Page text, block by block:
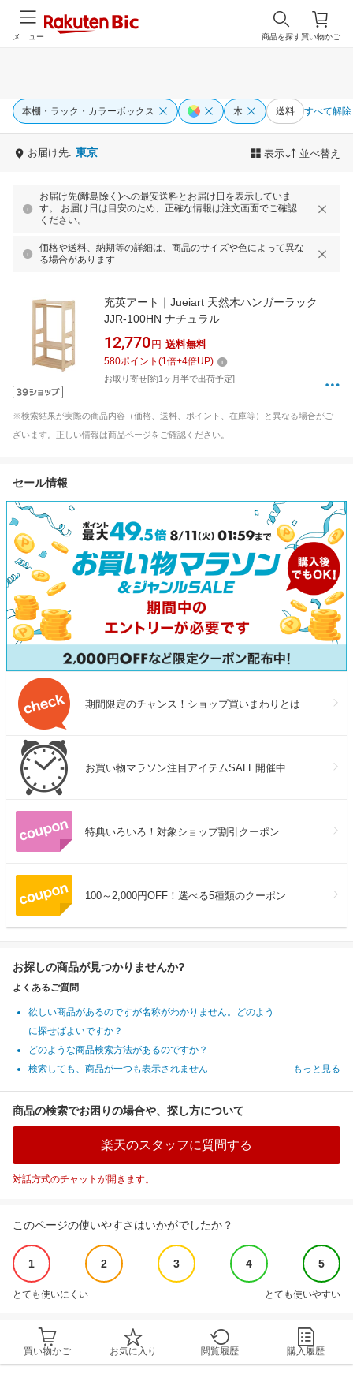
買い物かご
商品を探す
メニュー
本棚・ラック・カラーボックス 木 送料 すべて解除
お届け先: 東京 表示 並べ替え
お届け先(離島除く)への最安送料とお届け日を表示していま
す。 お届け日は目安のため、正確な情報は注文画面でご確認
ください。
価格や送料、納期等の詳細は、商品のサイズや色によって異な
る場合があります
充英アート｜Jueiart 天然木ハンガーラック
JJR-100HN ナチュラル
12,770 円 送料無料
580ポイント (1倍+4倍UP)
お取り寄せ[約1ヶ月半で出荷予定]
※検索結果が実際の商品内容（価格、送料、ポイント、在庫等）と異なる場合がご
ざいます。正しい情報は商品ページをご確認ください。
セール情報
期間限定のチャンス！ショップ買いまわりとは
お買い物マラソン注目アイテムSALE開催中
特典いろいろ！対象ショップ割引クーポン
100～2,000円OFF！選べる5種類のクーポン
お探しの商品が見つかりませんか?
よくあるご質問
欲しい商品があるのですが名称がわかりません。どのよう
に探せばよいですか？
どのような商品検索方法があるのですか？
検索しても、商品が一つも表示されません
もっと見る
商品の検索でお困りの場合や、探し方について
楽天のスタッフに質問する
対話方式のチャットが開きます。
このページの使いやすさはいかがでしたか？
1 2 3 4 5
とても使いにくい とても使いやすい
買い物かご お気に入り 閲覧履歴 購入履歴